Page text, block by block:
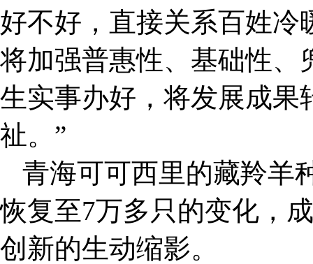
好不好，直接关系百姓冷
将加强普惠性、基础性、
生实事办好，将发展成果
祉。”
青海可可西里的藏羚羊
恢复至7万多只的变化，
创新的生动缩影。